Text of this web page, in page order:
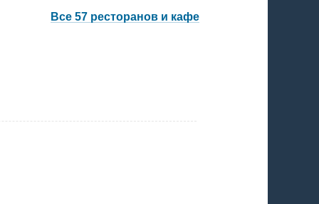
Все 57 ресторанов и кафе